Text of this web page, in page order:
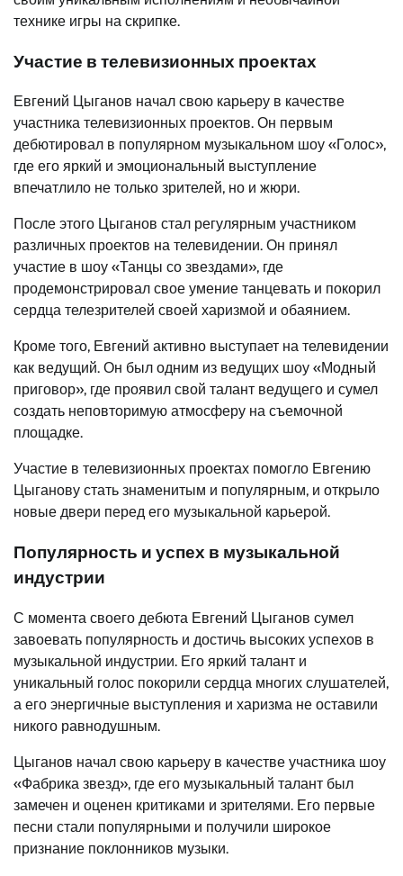
технике игры на скрипке.
Участие в телевизионных проектах
Евгений Цыганов начал свою карьеру в качестве
участника телевизионных проектов. Он первым
дебютировал в популярном музыкальном шоу «Голос»,
где его яркий и эмоциональный выступление
впечатлило не только зрителей, но и жюри.
После этого Цыганов стал регулярным участником
различных проектов на телевидении. Он принял
участие в шоу «Танцы со звездами», где
продемонстрировал свое умение танцевать и покорил
сердца телезрителей своей харизмой и обаянием.
Кроме того, Евгений активно выступает на телевидении
как ведущий. Он был одним из ведущих шоу «Модный
приговор», где проявил свой талант ведущего и сумел
создать неповторимую атмосферу на съемочной
площадке.
Участие в телевизионных проектах помогло Евгению
Цыганову стать знаменитым и популярным, и открыло
новые двери перед его музыкальной карьерой.
Популярность и успех в музыкальной
индустрии
С момента своего дебюта Евгений Цыганов сумел
завоевать популярность и достичь высоких успехов в
музыкальной индустрии. Его яркий талант и
уникальный голос покорили сердца многих слушателей,
а его энергичные выступления и харизма не оставили
никого равнодушным.
Цыганов начал свою карьеру в качестве участника шоу
«Фабрика звезд», где его музыкальный талант был
замечен и оценен критиками и зрителями. Его первые
песни стали популярными и получили широкое
признание поклонников музыки.